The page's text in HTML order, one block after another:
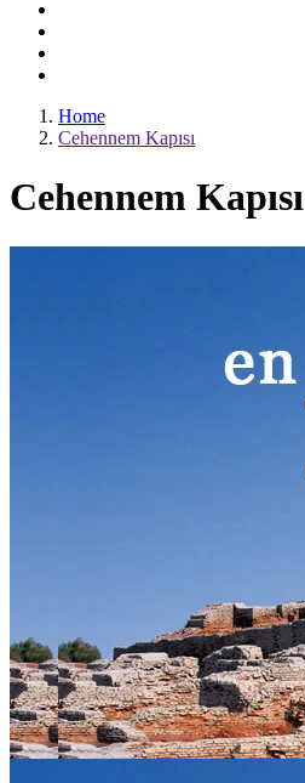
Home
Cehennem Kapısı
Cehennem Kapısı